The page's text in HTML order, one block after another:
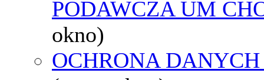
PODAWCZA UM
okno)
OCHRONA